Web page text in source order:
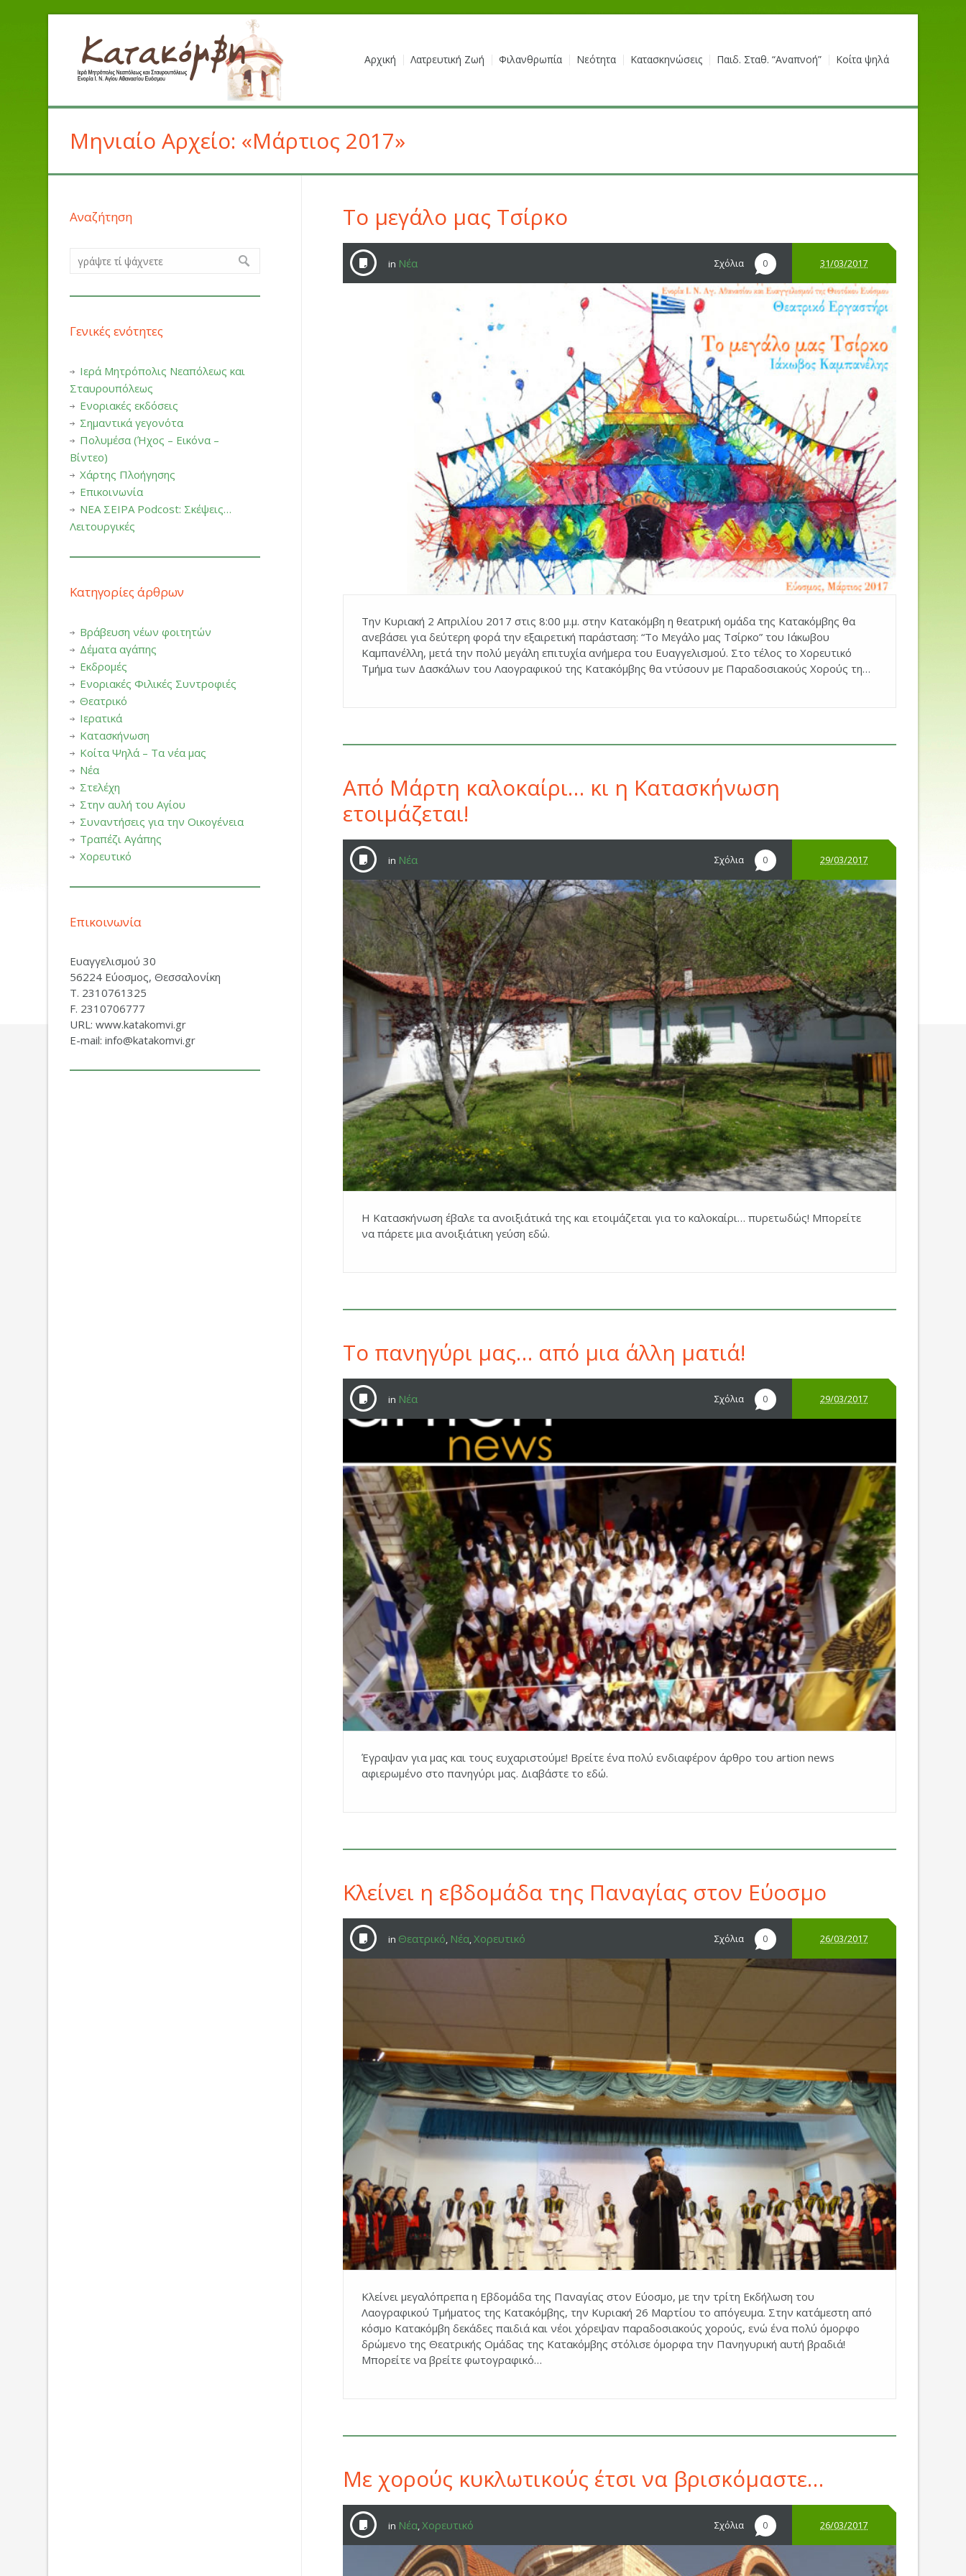
Αρχική Λατρευτική Ζωή Φιλανθρωπία Νεότητα Κατασκηνώσεις Παιδ. Σταθ. “Αναπνοή” Κοίτα ψηλά
Μηνιαίο Αρχείο: «Μάρτιος 2017»
Το μεγάλο μας Τσίρκο
Σχόλια 0
in Νέα 31/03/2017
Την Κυριακή 2 Απριλίου 2017 στις 8:00 μ.μ. στην Κατακόμβη η θεατρική ομάδα της Κατακόμβης θα
ανεβάσει για δεύτερη φορά την εξαιρετική παράσταση: “Το Μεγάλο μας Τσίρκο” του Ιάκωβου
Καμπανέλλη, μετά την πολύ μεγάλη επιτυχία ανήμερα του Ευαγγελισμού. Στο τέλος το Χορευτικό
Τμήμα των Δασκάλων του Λαογραφικού της Κατακόμβης θα ντύσουν με Παραδοσιακούς Χορούς τη…
Από Μάρτη καλοκαίρι… κι η Κατασκήνωση
ετοιμάζεται!
Σχόλια 0
in Νέα 29/03/2017
Η Κατασκήνωση έβαλε τα ανοιξιάτικά της και ετοιμάζεται για το καλοκαίρι… πυρετωδώς! Μπορείτε
να πάρετε μια ανοιξιάτικη γεύση εδώ.
Το πανηγύρι μας… από μια άλλη ματιά!
Σχόλια 0
in Νέα 29/03/2017
Έγραψαν για μας και τους ευχαριστούμε! Βρείτε ένα πολύ ενδιαφέρον άρθρο του artion news
αφιερωμένο στο πανηγύρι μας. Διαβάστε το εδώ.
Κλείνει η εβδομάδα της Παναγίας στον Εύοσμο
Σχόλια 0
in Θεατρικό, Νέα,Χορευτικό 26/03/2017
Κλείνει μεγαλόπρεπα η Εβδομάδα της Παναγίας στον Εύοσμο, με την τρίτη Εκδήλωση του
Λαογραφικού Τμήματος της Κατακόμβης, την Κυριακή 26 Μαρτίου το απόγευμα. Στην κατάμεστη από
κόσμο Κατακόμβη δεκάδες παιδιά και νέοι χόρεψαν παραδοσιακούς χορούς, ενώ ένα πολύ όμορφο
δρώμενο της Θεατρικής Ομάδας της Κατακόμβης στόλισε όμορφα την Πανηγυρική αυτή βραδιά!
Μπορείτε να βρείτε φωτογραφικό…
Με χορούς κυκλωτικούς έτσι να βρισκόμαστε…
Σχόλια 0
in Νέα,Χορευτικό 26/03/2017
Αναζήτηση
Γενικές ενότητες
Ιερά Μητρόπολις Νεαπόλεως και
Σταυρουπόλεως
Ενοριακές εκδόσεις
Σημαντικά γεγονότα
Πολυμέσα (Ήχος – Εικόνα –
Βίντεο)
Χάρτης Πλοήγησης
Επικοινωνία
ΝΕΑ ΣΕΙΡΑ Podcost: Σκέψεις…
Λειτουργικές
Κατηγορίες άρθρων
Βράβευση νέων φοιτητών
Δέματα αγάπης
Εκδρομές
Ενοριακές Φιλικές Συντροφιές
Θεατρικό
Ιερατικά
Κατασκήνωση
Κοίτα Ψηλά – Τα νέα μας
Νέα
Στελέχη
Στην αυλή του Αγίου
Συναντήσεις για την Οικογένεια
Τραπέζι Αγάπης
Χορευτικό
Επικοινωνία
Ευαγγελισμού 30
56224 Εύοσμος, Θεσσαλονίκη
Τ. 2310761325
F. 2310706777
URL: www.katakomvi.gr
E-mail: info@katakomvi.gr